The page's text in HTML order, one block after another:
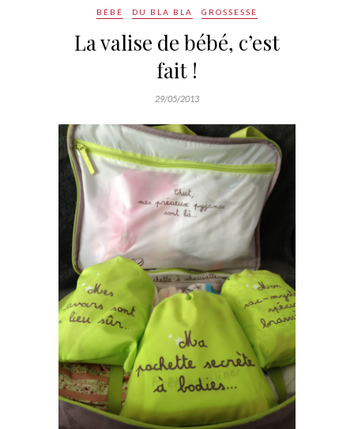
BÉBÉ DU BLA BLA GROSSESSE
La valise de bébé, c’est
fait !
29/05/2013